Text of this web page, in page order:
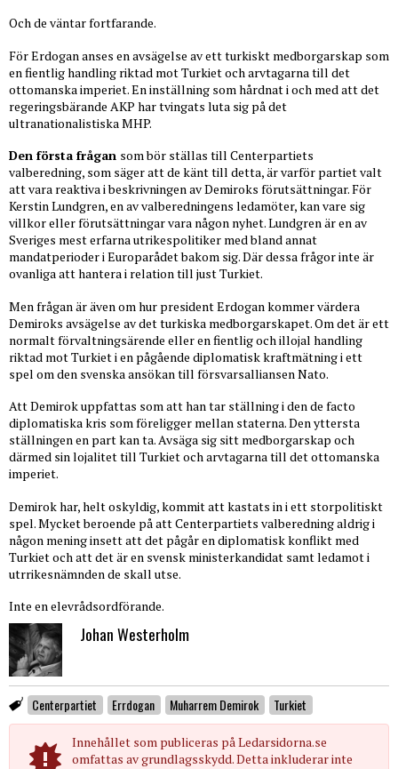
Och de väntar fortfarande.
För Erdogan anses en avsägelse av ett turkiskt medborgarskap som
en fientlig handling riktad mot Turkiet och arvtagarna till det
ottomanska imperiet. En inställning som hårdnat i och med att det
regeringsbärande AKP har tvingats luta sig på det
ultranationalistiska MHP.
Den första frågan som bör ställas till Centerpartiets
valberedning, som säger att de känt till detta, är varför partiet valt
att vara reaktiva i beskrivningen av Demiroks förutsättningar. För
Kerstin Lundgren, en av valberedningens ledamöter, kan vare sig
villkor eller förutsättningar vara någon nyhet. Lundgren är en av
Sveriges mest erfarna utrikespolitiker med bland annat
mandatperioder i Europarådet bakom sig. Där dessa frågor inte är
ovanliga att hantera i relation till just Turkiet.
Men frågan är även om hur president Erdogan kommer värdera
Demiroks avsägelse av det turkiska medborgarskapet. Om det är ett
normalt förvaltningsärende eller en fientlig och illojal handling
riktad mot Turkiet i en pågående diplomatisk kraftmätning i ett
spel om den svenska ansökan till försvarsalliansen Nato.
Att Demirok uppfattas som att han tar ställning i den de facto
diplomatiska kris som föreligger mellan staterna. Den yttersta
ställningen en part kan ta. Avsäga sig sitt medborgarskap och
därmed sin lojalitet till Turkiet och arvtagarna till det ottomanska
imperiet.
Demirok har, helt oskyldig, kommit att kastats in i ett storpolitiskt
spel. Mycket beroende på att Centerpartiets valberedning aldrig i
någon mening insett att det pågår en diplomatisk konflikt med
Turkiet och att det är en svensk ministerkandidat samt ledamot i
utrrikesnämnden de skall utse.
Inte en elevrådsordförande.
Johan Westerholm
Centerpartiet Errdogan Muharrem Demirok Turkiet
Innehållet som publiceras på Ledarsidorna.se
omfattas av grundlagsskydd. Detta inkluderar inte